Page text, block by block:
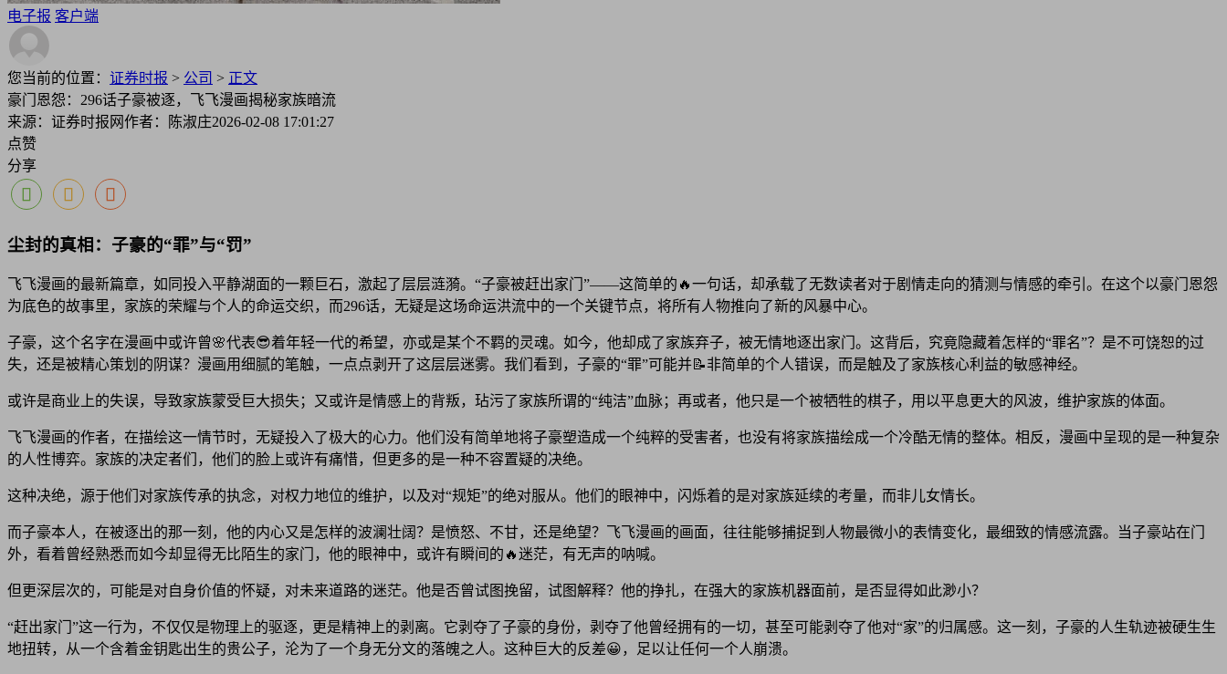
电子报 客户端
您当前的位置： 证券时报 > 公司 > 正文
豪门恩怨：296话子豪被逐，飞飞漫画揭秘家族暗流
来源：证券时报网作者：陈淑庄2026-02-08 17:01:27
点赞
分享
尘封的真相：子豪的“罪”与“罚”
飞飞漫画的最新篇章，如同投入平静湖面的一颗巨石，激起了层层涟漪。“子豪被赶出家门”——这简单的🔥一句话，却承载了无数读者对于剧情走向的猜测与情感的牵引。在这个以豪门恩怨
为底色的故事里，家族的荣耀与个人的命运交织，而296话，无疑是这场命运洪流中的一个关键节点，将所有人物推向了新的风暴中心。
子豪，这个名字在漫画中或许曾🌸代表😎着年轻一代的希望，亦或是某个不羁的灵魂。如今，他却成了家族弃子，被无情地逐出家门。这背后，究竟隐藏着怎样的“罪名”？是不可饶恕的过
失，还是被精心策划的阴谋？漫画用细腻的笔触，一点点剥开了这层层迷雾。我们看到，子豪的“罪”可能并📝非简单的个人错误，而是触及了家族核心利益的敏感神经。
或许是商业上的失误，导致家族蒙受巨大损失；又或许是情感上的背叛，玷污了家族所谓的“纯洁”血脉；再或者，他只是一个被牺牲的棋子，用以平息更大的风波，维护家族的体面。
飞飞漫画的作者，在描绘这一情节时，无疑投入了极大的心力。他们没有简单地将子豪塑造成一个纯粹的受害者，也没有将家族描绘成一个冷酷无情的整体。相反，漫画中呈现的是一种复杂
的人性博弈。家族的决定者们，他们的脸上或许有痛惜，但更多的是一种不容置疑的决绝。
这种决绝，源于他们对家族传承的执念，对权力地位的维护，以及对“规矩”的绝对服从。他们的眼神中，闪烁着的是对家族延续的考量，而非儿女情长。
而子豪本人，在被逐出的那一刻，他的内心又是怎样的波澜壮阔？是愤怒、不甘，还是绝望？飞飞漫画的画面，往往能够捕捉到人物最微小的表情变化，最细致的情感流露。当子豪站在门
外，看着曾经熟悉而如今却显得无比陌生的家门，他的眼神中，或许有瞬间的🔥迷茫，有无声的呐喊。
但更深层次的，可能是对自身价值的怀疑，对未来道路的迷茫。他是否曾试图挽留，试图解释？他的挣扎，在强大的家族机器面前，是否显得如此渺小？
“赶出家门”这一行为，不仅仅是物理上的驱逐，更是精神上的剥离。它剥夺了子豪的身份，剥夺了他曾经拥有的一切，甚至可能剥夺了他对“家”的归属感。这一刻，子豪的人生轨迹被硬生生
地扭转，从一个含着金钥匙出生的贵公子，沦为了一个身无分文的落魄之人。这种巨大的反差😀，足以让任何一个人崩溃。